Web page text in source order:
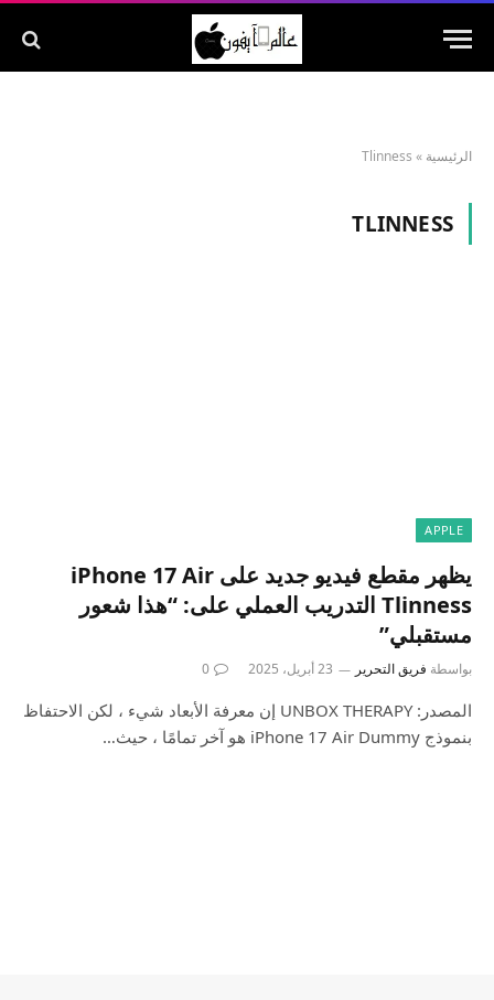
الرئيسية »
Tlinness
TLINNESS
APPLE
يظهر مقطع فيديو جديد على iPhone 17 Air
Tlinness التدريب العملي على: “هذا شعور
مستقبلي”
بواسطة فريق التحرير 23 أبريل، 2025 0
المصدر: UNBOX THERAPY إن معرفة الأبعاد شيء ، لكن الاحتفاظ
بنموذج iPhone 17 Air Dummy هو آخر تمامًا ، حيث…